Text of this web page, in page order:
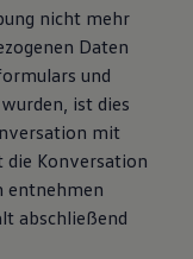
nicht mehr
Daten
und
ist dies
mit
die Konversation
entnehmen
abschließend